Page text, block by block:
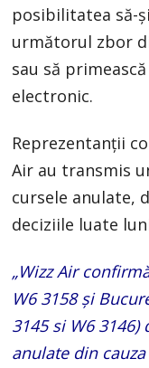
posibilitatea să-
următorul zbor
sau să
electronic.
Reprezentanții
Air au transmis
cursele anulate,
deciziile luate
„Wizz Air
W6 3158 și
3145 si W6
anulate din